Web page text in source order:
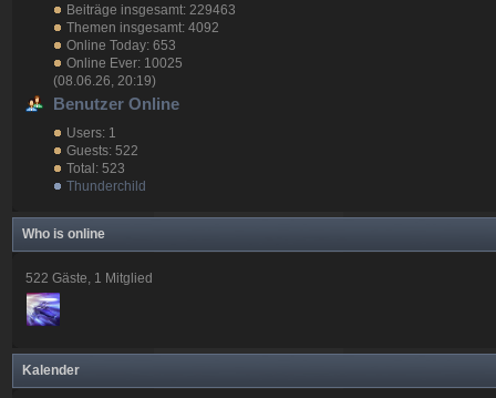
Beiträge insgesamt: 229463
Themen insgesamt: 4092
Online Today: 653
Online Ever: 10025
(08.06.26, 20:19)
Benutzer Online
Users: 1
Guests: 522
Total: 523
Thunderchild
Who is online
522 Gäste, 1 Mitglied
Kalender